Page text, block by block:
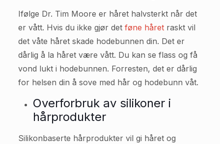
Ifølge Dr. Tim Moore er håret halvsterkt når det
er vått. Hvis du ikke gjør det føne håretraskt vil
det våte håret skade hodebunnen din. Det er
dårlig å la håret være vått. Du kan se flass og få
vond lukt i hodebunnen. Forresten, det er dårlig
for helsen din å sove med hår og hodebunn våt.
Overforbruk av silikoner i
hårprodukter
Silikonbaserte hårprodukter vil gi håret og